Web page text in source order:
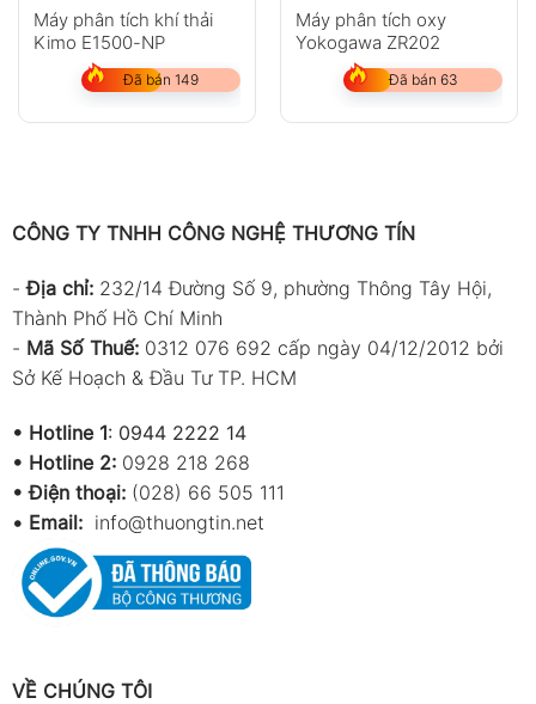
Máy phân tích khí thải
Kimo E1500-NP
Đã bán 149
Máy phân tích oxy
Yokogawa ZR202
Đã bán 63
CÔNG TY TNHH CÔNG NGHỆ THƯƠNG TÍN
-Địa chỉ: 232/14 Đường Số 9, phường Thông Tây Hội,
Thành Phố Hồ Chí Minh
- Mã Số Thuế: 0312 076 692 cấp ngày 04/12/2012 bởi
Sở Kế Hoạch & Đầu Tư TP. HCM
• Hotline 1: 0944 2222 14
• Hotline 2: 0928 218 268
• Điện thoại: (028) 66 505 111
• Email: info@thuongtin.net
VỀ CHÚNG TÔI